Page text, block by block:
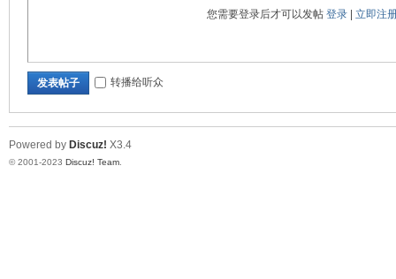
您需要登录后才可以发帖 登录| 立即注
发表帖子 转播给听众
Powered by Discuz! X3.4
© 2001-2023 Discuz! Team